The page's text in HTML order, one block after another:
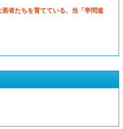
者たちを育てている、当「学問道